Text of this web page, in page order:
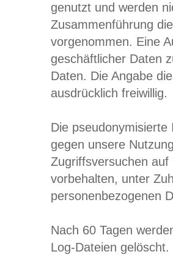
genutzt und werden
Zusammenführung
vorgenommen. Eine
geschäftlicher Daten
Daten. Die Angabe
ausdrücklich freiwillig.
Die
gegen unsere
Zugriffsversuchen
vorbehalten, unter
personenbezogenen
Nach 60 Tagen
Log-Dateien